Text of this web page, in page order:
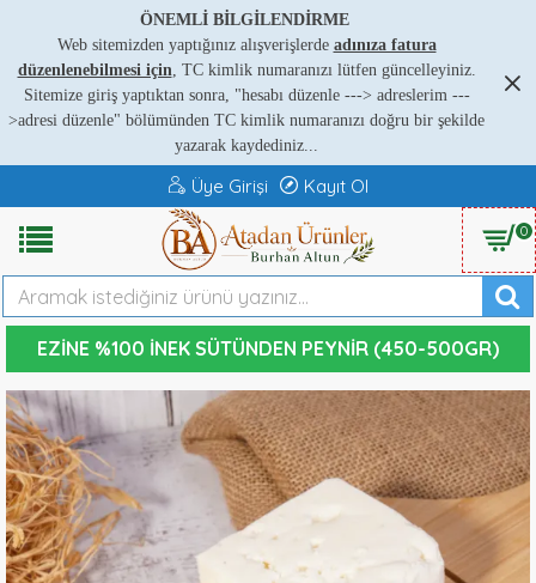
ÖNEMLİ BİLGİLENDİRME
Web sitemizden yaptığınız alışverişlerde adınıza fatura
düzenlenebilmesi için, TC kimlik numaranızı lütfen güncelleyiniz.
Sitemize giriş yaptıktan sonra, "hesabı düzenle ---> adreslerim ---
>adresi düzenle" bölümünden TC kimlik numaranızı doğru bir şekilde
yazarak kaydediniz...
Üye Girişi Kayıt Ol
0
EZINE %100 İNEK SÜTÜNDEN PEYNIR (450-500GR)